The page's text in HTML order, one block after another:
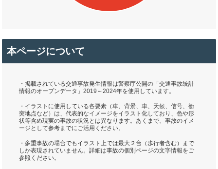
本ページについて
・掲載されている交通事故発生情報は警察庁公開の「交通事故統計
情報のオープンデータ」2019～2024年を使用しています。
・イラストに使用している各要素（車、背景、車、天候、信号、衝
突地点など）は、代表的なイメージをイラスト化しており、色や形
状等含め現実の事故の状況とは異なります。あくまで、事故のイメ
ージとして参考までにご活用ください。
・多重事故の場合でもイラスト上では最大２台（歩行者含む）まで
しか表現されていません。詳細は事故の個別ページの文字情報をご
参照ください。